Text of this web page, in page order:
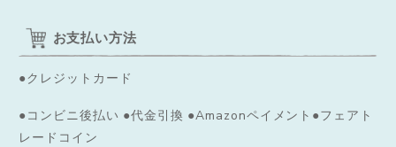
お支払い方法
●クレジットカード
●コンビニ後払い ●代金引換 ●Amazonペイメント●フェアト
レードコイン